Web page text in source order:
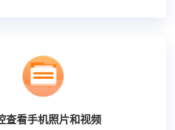
查看手机照片和视频